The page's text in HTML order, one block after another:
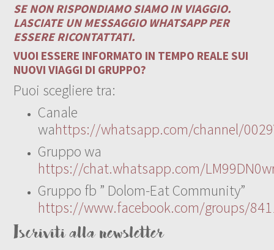
SE NON RISPONDIAMO SIAMO IN VIAGGIO.
LASCIATE UN MESSAGGIO WHATSAPP PER
ESSERE RICONTATTATI.
VUOI ESSERE INFORMATO IN TEMPO REALE SUI
NUOVI VIAGGI DI GRUPPO?
Puoi scegliere tra:
Canale
wahttps://whatsapp.com/channel/
Gruppo wa
https://chat.whatsapp.com/
Gruppo fb ” Dolom-Eat Community”
https://www.facebook.com/groups/
Iscriviti alla newsletter